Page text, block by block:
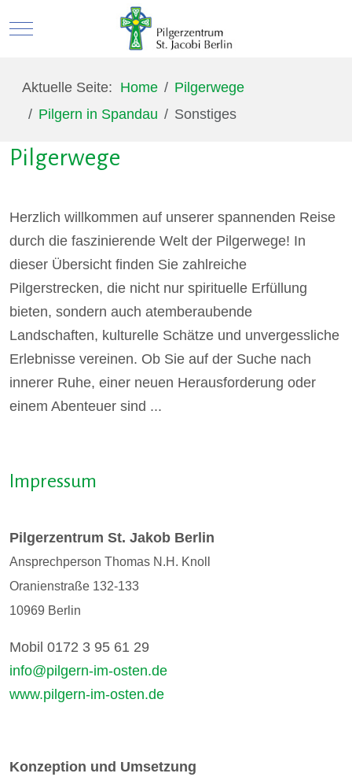
Mobile Menu Toggle
Aktuelle Seite: Home
Pilgerwege
Pilgern in Spandau
Sonstiges
Pilgerwege
Herzlich willkommen auf unserer spannenden Reise
durch die faszinierende Welt der Pilgerwege! In
dieser Übersicht finden Sie zahlreiche
Pilgerstrecken, die nicht nur spirituelle Erfüllung
bieten, sondern auch atemberaubende
Landschaften, kulturelle Schätze und unvergessliche
Erlebnisse vereinen. Ob Sie auf der Suche nach
innerer Ruhe, einer neuen Herausforderung oder
einem Abenteuer sind ...
Impressum
Pilgerzentrum St. Jakob Berlin
Ansprechperson Thomas N.H. Knoll
Oranienstraße 132-133
10969 Berlin
Mobil 0172 3 95 61 29
info@pilgern-im-osten.de
www.pilgern-im-osten.de
Konzeption und Umsetzung